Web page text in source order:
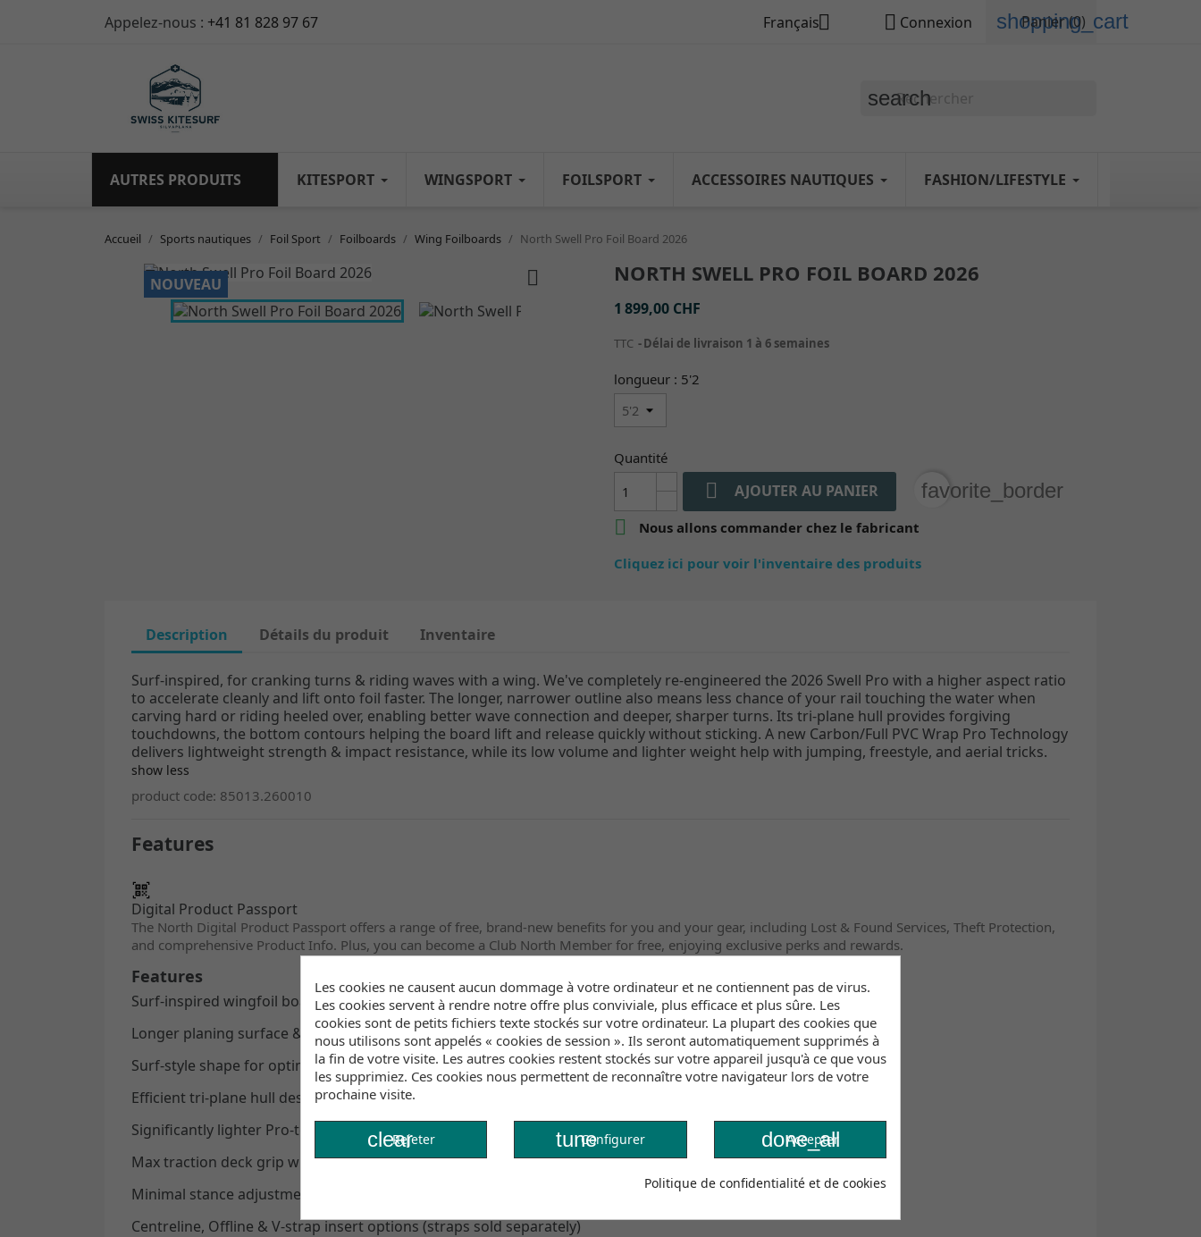
Appelez-nous : +41 81 828 97 67 Français  Connexion shopping_cart
Panier(0)
search
AUTRES PRODUITS KITESPORT WINGSPORT FOILSPORT ACCESSOIRES NAUTIQUES FASHION/LIFESTYLE
Accueil Sports nautiques Foil Sport Foilboards Wing Foilboards North Swell Pro Foil Board 2026
NOUVEAU
  NORTH SWELL PRO FOIL BOARD 2026
1 899,00 CHF
TTC Délai de livraison 1 à 6 semaines
longueur : 5'2
Quantité
 AJOUTER AU PANIER
favorite_border

Nous allons commander chez le fabricant
Cliquez ici pour voir l'inventaire des produits
Description Détails du produit Inventaire
Surf-inspired, for cranking turns & riding waves with a wing. We've completely re-engineered the 2026 Swell Pro with a higher aspect ratio
to accelerate cleanly and lift onto foil faster. The longer, narrower outline also means less chance of your rail touching the water when
carving hard or riding heeled over, enabling better wave connection and deeper, sharper turns. Its tri-plane hull provides forgiving
touchdowns, the bottom contours helping the board lift and release quickly without sticking. A new Carbon/Full PVC Wrap Pro Technology
delivers lightweight strength & impact resistance, while its low volume and lighter weight help with jumping, freestyle, and aerial tricks.
show less
product code: 85013.260010
Features
Digital Product Passport
The North Digital Product Passport offers a range of free, brand-new benefits for you and your gear, including Lost & Found Services, Theft Protection,
and comprehensive Product Info. Plus, you can become a Club North Member for free, enjoying exclusive perks and rewards.
Features
Surf-inspired wingfoil board for cranking turns & riding swell.
Longer planing surface & narrower outline for faster lift to foil
Surf-style shape for optimal wave fit & deeper carves
Efficient tri-plane hull design for effortless release & forgiving touchdowns
Significantly lighter Pro-technology construction for max strength & impact resistance
Max traction deck grip with visual and tactile stance reference
Minimal stance adjustment between displacement & foil modes
Centreline, Offline & V-strap insert options (straps sold separately)
Les cookies ne causent aucun dommage à votre ordinateur et ne contiennent pas de virus.
Les cookies servent à rendre notre offre plus conviviale, plus efficace et plus sûre. Les
cookies sont de petits fichiers texte stockés sur votre ordinateur. La plupart des cookies que
nous utilisons sont appelés « cookies de session ». Ils seront automatiquement supprimés à
la fin de votre visite. Les autres cookies restent stockés sur votre appareil jusqu'à ce que vous
les supprimiez. Ces cookies nous permettent de reconnaître votre navigateur lors de votre
prochaine visite.
clearRejeter tuneConfigurer done_all
Accepter
Politique de confidentialité et de cookies